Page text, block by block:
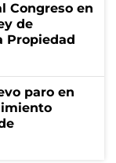
Congreso en
de
Propiedad
paro en